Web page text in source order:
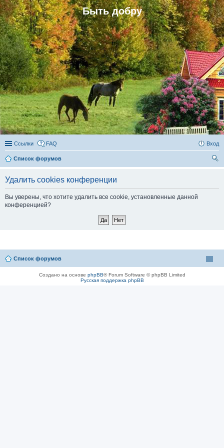
Быть добру
Ссылки FAQ Вход
Список форумов
Удалить cookies конференции
Вы уверены, что хотите удалить все cookie, установленные данной
конференцией?
Список форумов
Создано на основе phpBB® Forum Software © phpBB Limited
Русская поддержка phpBB